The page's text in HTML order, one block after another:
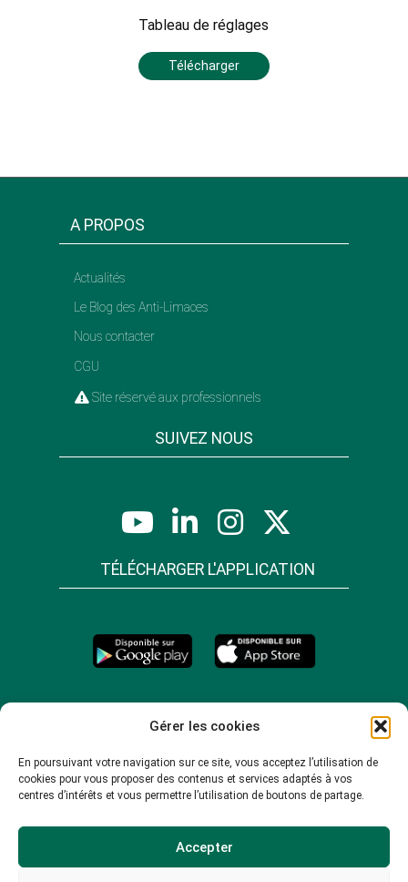
Gérer les cookies
En poursuivant votre navigation sur ce site, vous acceptez l’utilisation de
cookies pour vous proposer des contenus et services adaptés à vos
centres d’intérêts et vous permettre l’utilisation de boutons de partage.
Accepter
Tableau de réglages
Télécharger
A PROPOS
Actualités
Le Blog des Anti-Limaces
Nous contacter
CGU
Site réservé aux professionnels
SUIVEZ NOUS
TÉLÉCHARGER L'APPLICATION